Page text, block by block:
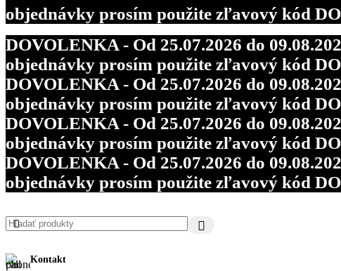
objednávky prosím použite zľavový kód
DOVOLENKA - Od 25.07.2026 do
objednávky prosím použite zľavový kód
DOVOLENKA - Od 25.07.2026 do
objednávky prosím použite zľavový kód
DOVOLENKA - Od 25.07.2026 do
objednávky prosím použite zľavový kód
DOVOLENKA - Od 25.07.2026 do
objednávky prosím použite zľavový kód
Kontakt